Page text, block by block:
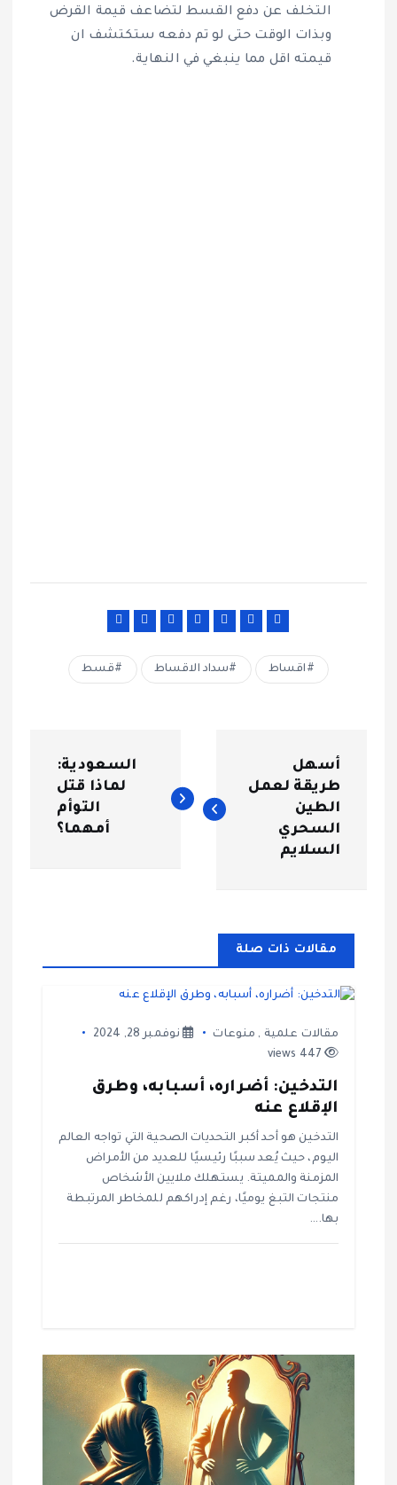
التخلف عن دفع القسط لتضاعف قيمة القرض
وبذات الوقت حتى لو تم دفعه ستكتشف ان
قيمته اقل مما ينبغي في النهاية.
اقساط سداد الاقساط قسط
ص
م
ت
أسهل
طريقة لعمل
الطين
السحري
السلايم
السعودية:
لماذا قتل
التوأم
أمهما؟
مقالات ذات صلة
مقالات علمية , منوعات
نوفمبر 28, 2024
447 views
التدخين: أضراره، أسبابه، وطرق
الإقلاع عنه
التدخين هو أحد أكبر التحديات الصحية التي تواجه العالم
اليوم، حيث يُعد سببًا رئيسيًا للعديد من الأمراض
المزمنة والمميتة. يستهلك ملايين الأشخاص
منتجات التبغ يوميًا، رغم إدراكهم للمخاطر المرتبطة
بها.…